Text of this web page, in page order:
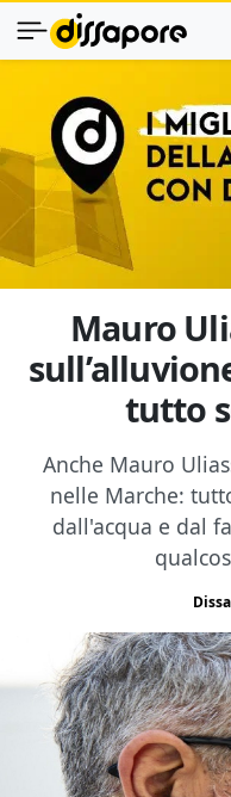
Mauro
tutto
Anche Mauro
nelle Marche:
dall'acqua e dal